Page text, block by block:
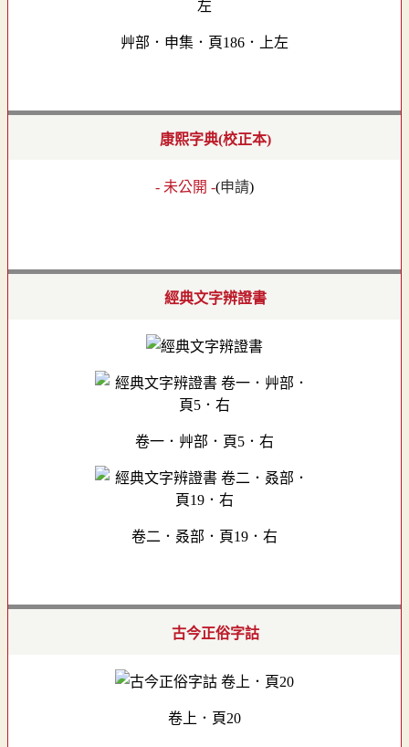
艸部．申集．頁186．上左
康熙字典(校正本)
- 未公開 -(申請)
經典文字辨證書
卷一．艸部．頁5．右
卷二．叒部．頁19．右
古今正俗字詁
卷上．頁20